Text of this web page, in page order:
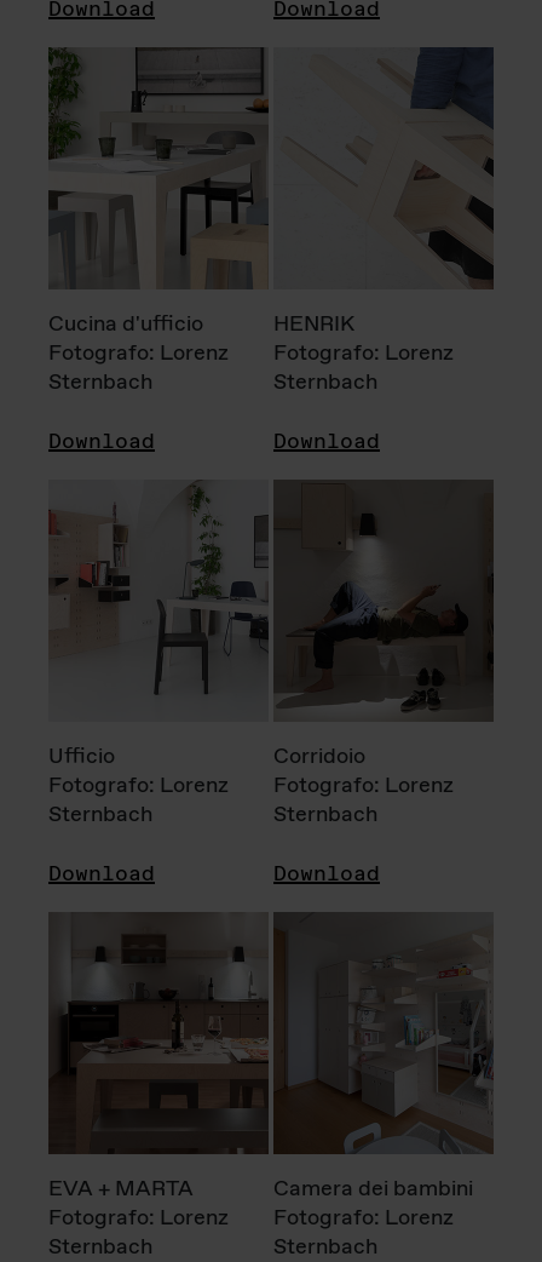
Download Download
Cucina d'ufficio
Fotografo: Lorenz
Sternbach
Download
HENRIK
Fotografo: Lorenz
Sternbach
Download
Ufficio
Fotografo: Lorenz
Sternbach
Download
Corridoio
Fotografo: Lorenz
Sternbach
Download
EVA + MARTA
Fotografo: Lorenz
Sternbach
Camera dei bambini
Fotografo: Lorenz
Sternbach